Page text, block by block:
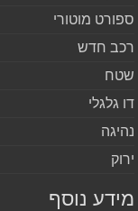
מוטורי
חדש
גלגלי
נוסף